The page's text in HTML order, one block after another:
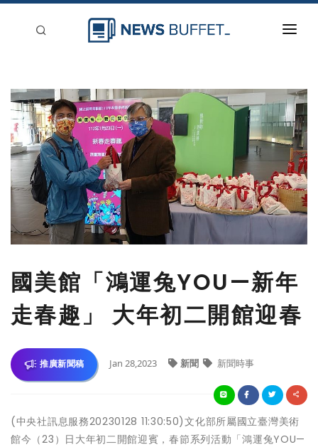
新聞稿分類
登入
刊登
國美館「鴻運兔YOU—新年
走春趣」 大年初二開館迎春
推廣新聞稿 Jan 28,2023 新聞 新聞時事
(中央社訊息服務20230128 11:30:50)文化部所屬國立臺灣美術
館今（23）日大年初二開館迎賓，春節系列活動「鴻運兔YOU—